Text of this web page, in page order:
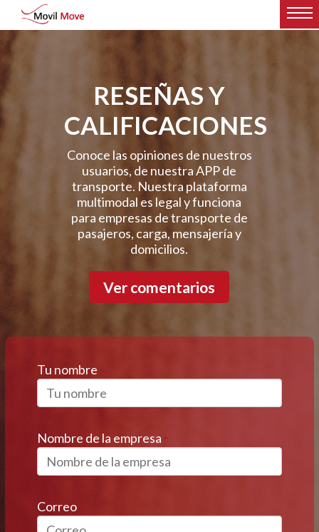
RESEÑAS Y
CALIFICACIONES
Conoce las opiniones de nuestros
usuarios, de nuestra APP de
transporte. Nuestra plataforma
multimodal es legal y funciona
para empresas de transporte de
pasajeros, carga, mensajería y
domicilios.
Ver comentarios
Tu nombre *
Nombre de la empresa *
Correo *